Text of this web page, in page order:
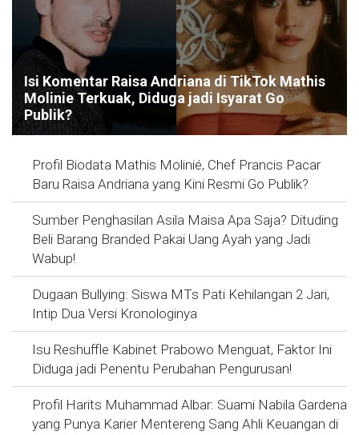
Isi Komentar Raisa Andriana di TikTok Mathis
Molinie Terkuak, Diduga jadi Isyarat Go
Publik?
Profil Biodata Mathis Molinié, Chef Prancis Pacar
Baru Raisa Andriana yang Kini Resmi Go Publik?
Sumber Penghasilan Asila Maisa Apa Saja? Dituding
Beli Barang Branded Pakai Uang Ayah yang Jadi
Wabup!
Dugaan Bullying: Siswa MTs Pati Kehilangan 2 Jari,
Intip Dua Versi Kronologinya
Isu Reshuffle Kabinet Prabowo Menguat, Faktor Ini
Diduga jadi Penentu Perubahan Pengurusan!
Profil Harits Muhammad Albar: Suami Nabila Gardena
yang Punya Karier Mentereng Sang Ahli Keuangan di